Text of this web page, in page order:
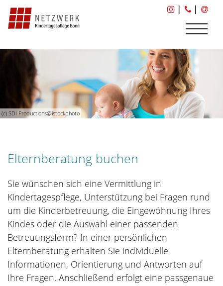
| |
(c) SDI Productions@istockphoto
Elternberatung buchen
Sie wünschen sich eine Vermittlung in
Kindertagespflege, Unterstützung bei Fragen rund
um die Kinderbetreuung, die Eingewöhnung Ihres
Kindes oder die Auswahl einer passenden
Betreuungsform? In einer persönlichen
Elternberatung erhalten Sie individuelle
Informationen, Orientierung und Antworten auf
Ihre Fragen. Anschließend erfolgt eine passgenaue